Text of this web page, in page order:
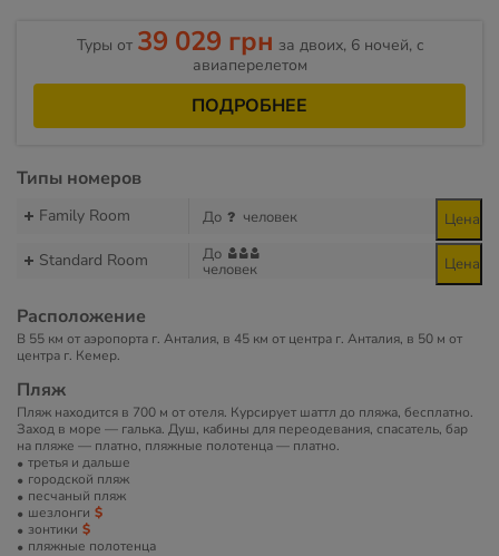
Туры от 39 029 грн за двоих, 6 ночей, c
авиаперелетом
ПОДРОБНЕЕ
Типы номеров
Family Room До человек Цена
Standard Room До
человек Цена
Расположение
В 55 км от аэропорта г. Анталия, в 45 км от центра г. Анталия, в 50 м от
центра г. Кемер.
Пляж
Пляж находится в 700 м от отеля. Курсирует шаттл до пляжа, бесплатно.
Заход в море — галька. Душ, кабины для переодевания, спасатель, бар
на пляже — платно, пляжные полотенца — платно.
третья и дальше
городской пляж
песчаный пляж
шезлонги
зонтики
пляжные полотенца